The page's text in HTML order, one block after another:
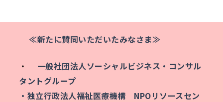
≪新たに賛同いただいたみなさま≫
・
一般社団法人ソーシャルビジネス・コンサル
タントグループ
・独立行政法人福祉医療機構 NPOリソースセン